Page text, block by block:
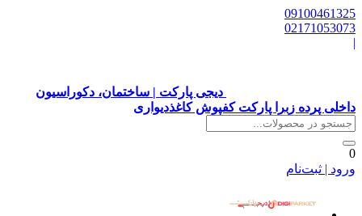
09100461325
02171053073
|
دیجی پارکت | ساختمان، دکوراسیون
داخلی پرده زبرا پارکت کفپوش کاغذدیواری
0
ورود | ثبت‌نام